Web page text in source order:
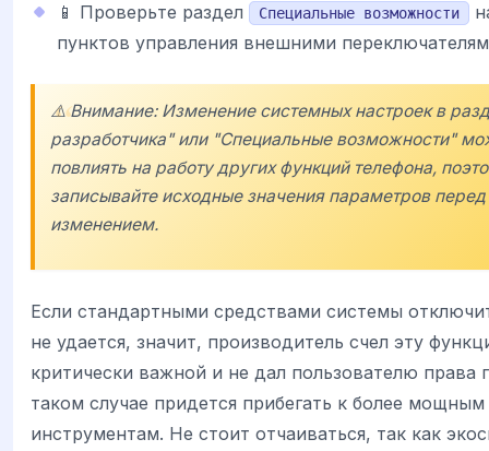
📱 Проверьте раздел Специальные возможности
пунктов управления внешними
⚠️ Внимание: Изменение системных настроек в
разработчика" или "Специальные возможности"
повлиять на работу других функций телефона,
записывайте исходные значения параметров перед
изменением.
Если стандартными средствами системы
не удается, значит, производитель счел эту
критически важной и не дал пользователю права
таком случае придется прибегать к более мощным
инструментам. Не стоит отчаиваться, так как